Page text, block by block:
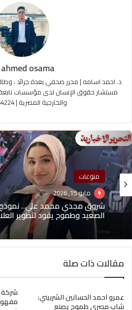
osama
د. احمد اسامه | محرر صحفي بعدة جرائد ،
مستشار حقوق الإنسان لدى مؤسسات تابعة
والخارجية المصرية | 01065964224
منوعات
مايو 15, 2026
شروق مجدي محمد علي..
منوعات
مايو 1, 2026
(بدون عنوان)
مقالات ذات صلة
عمرو احمد الحسانين الشربيني:
شاب مصري طموح يصنع
شركة